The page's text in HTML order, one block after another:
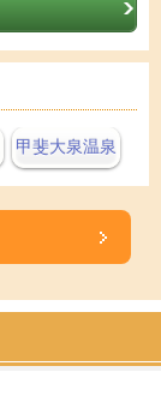
甲斐大泉温泉